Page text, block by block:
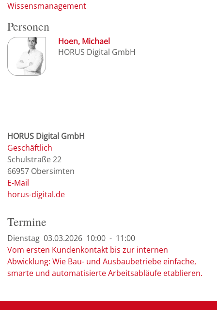
Wissensmanagement
Personen
Hoen, Michael
HORUS Digital GmbH
HORUS Digital GmbH
Geschäftlich
Schulstraße 22
66957 Obersimten
E-Mail
horus-digital.de
Termine
Dienstag 03.03.2026 10:00 - 11:00
Vom ersten Kundenkontakt bis zur internen
Abwicklung: Wie Bau- und Ausbaubetriebe einfache,
smarte und automatisierte Arbeitsabläufe etablieren.